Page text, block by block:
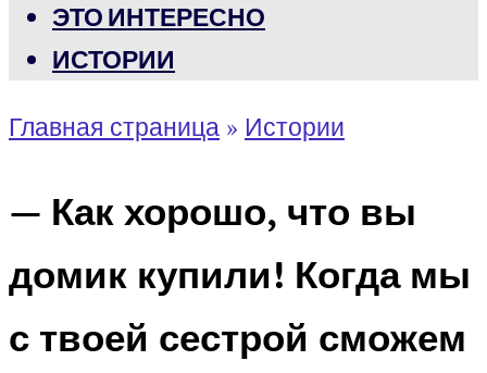
ЭТО ИНТЕРЕСНО
ИСТОРИИ
Главная страница » Истории
— Как хорошо, что вы
домик купили! Когда мы
с твоей сестрой сможем